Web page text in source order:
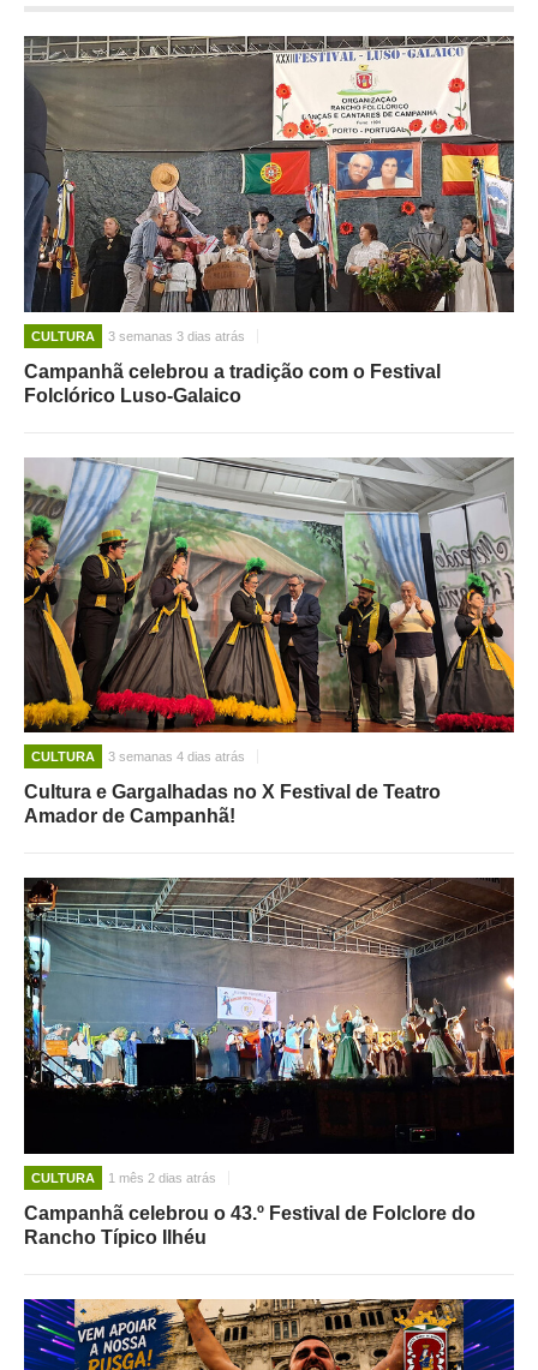
CULTURA 3 semanas 3 dias atrás
Campanhã celebrou a tradição com o Festival
Folclórico Luso-Galaico
CULTURA 3 semanas 4 dias atrás
Cultura e Gargalhadas no X Festival de Teatro
Amador de Campanhã!
CULTURA 1 mês 2 dias atrás
Campanhã celebrou o 43.º Festival de Folclore do
Rancho Típico Ilhéu